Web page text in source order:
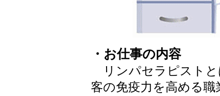
・お仕事の内容
リンパセラピストと
客の免疫力を高める職